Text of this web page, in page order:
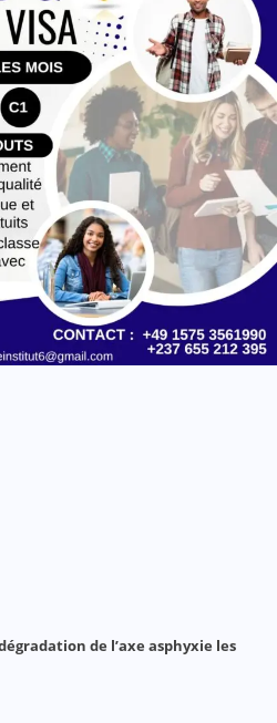
de l’axe asphyxie les